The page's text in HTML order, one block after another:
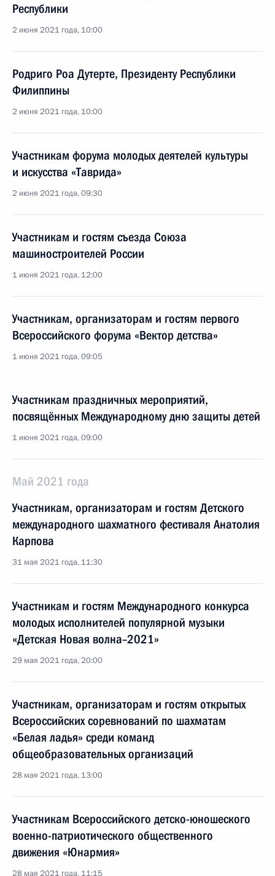
Республики
2 июня 2021 года, 10:00
Родриго Роа Дутерте, Президенту Республики
Филиппины
2 июня 2021 года, 10:00
Участникам форума молодых деятелей культуры
и искусства «Таврида»
2 июня 2021 года, 09:30
Участникам и гостям съезда Союза
машиностроителей России
1 июня 2021 года, 12:00
Участникам, организаторам и гостям первого
Всероссийского форума «Вектор детства»
1 июня 2021 года, 09:05
Участникам праздничных мероприятий,
посвящённых Международному дню защиты детей
1 июня 2021 года, 09:00
Май 2021 года
Участникам, организаторам и гостям Детского
международного шахматного фестиваля Анатолия
Карпова
31 мая 2021 года, 11:30
Участникам и гостям Международного конкурса
молодых исполнителей популярной музыки
«Детская Новая волна–2021»
29 мая 2021 года, 20:00
Участникам, организаторам и гостям открытых
Всероссийских соревнований по шахматам
«Белая ладья» среди команд
общеобразовательных организаций
28 мая 2021 года, 13:00
Участникам Всероссийского детско-юношеского
военно-патриотического общественного
движения «Юнармия»
28 мая 2021 года, 11:15